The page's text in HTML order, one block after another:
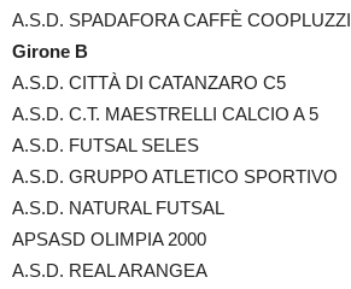
A.S.D. SPADAFORA CAFFÈ COOPLUZZI
Girone B
A.S.D. CITTÀ DI CATANZARO C5
A.S.D. C.T. MAESTRELLI CALCIO A 5
A.S.D. FUTSAL SELES
A.S.D. GRUPPO ATLETICO SPORTIVO
A.S.D. NATURAL FUTSAL
APSASD OLIMPIA 2000
A.S.D. REAL ARANGEA